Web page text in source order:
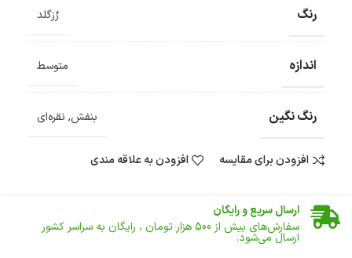
رنگ رُزگلد
اندازه متوسط
رنگ نگین بنفش, نقره‌ای
افزودن برای مقایسه افزودن به علاقه مندی
ضمانت اصالت کالا
ارسال سریع و رایگان
سفارش‌های بیش از 500 هزار تومان ، رایگان به سراسر کشور
ارسال می‌شود.